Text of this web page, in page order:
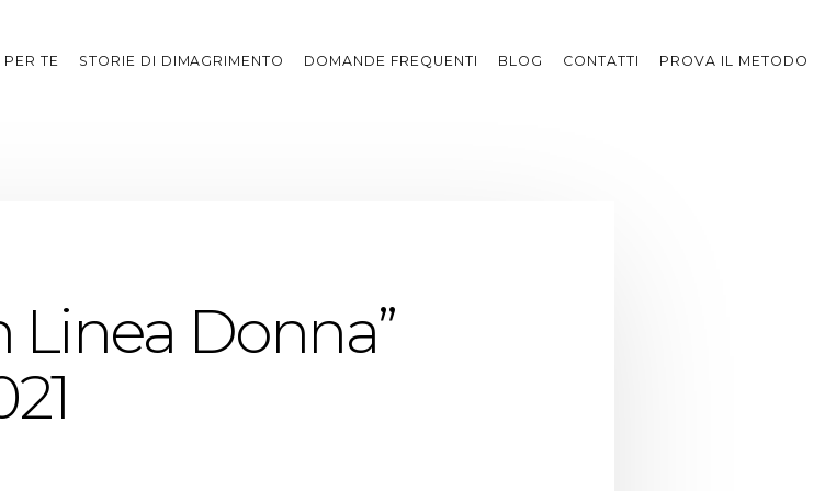
TE STORIE DI DIMAGRIMENTO DOMANDE FREQUENTI BLOG CONTATTI PROVA IL METODO
Linea Donna”